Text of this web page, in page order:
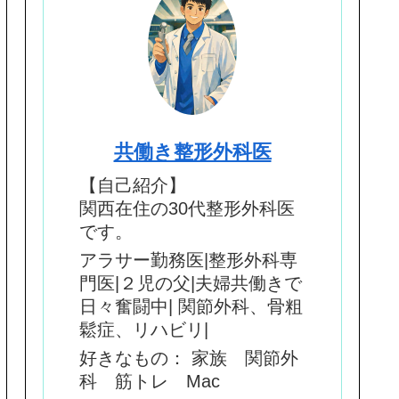
共働き整形外科医
【自己紹介】
関西在住の30代整形外科医
です。
アラサー勤務医|整形外科専
門医|２児の父|夫婦共働きで
日々奮闘中| 関節外科、骨粗
鬆症、リハビリ|
好きなもの： 家族 関節外
科 筋トレ Mac